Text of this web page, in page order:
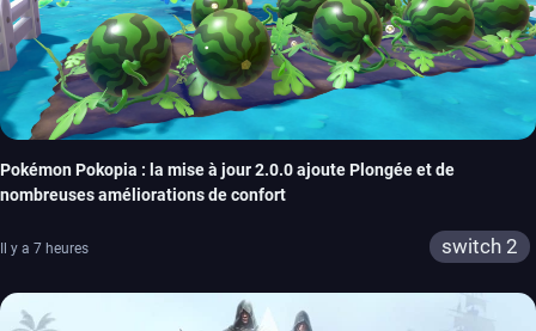
Pokémon Pokopia : la mise à jour 2.0.0 ajoute Plongée et de
nombreuses améliorations de confort
Il y a 7 heures switch 2